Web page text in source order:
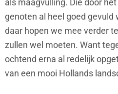
als maagvulling. Die door
genoten al heel goed
daar hopen we mee verder
zullen wel moeten. Want
ochtend erna al redelijk
van een mooi Hollands